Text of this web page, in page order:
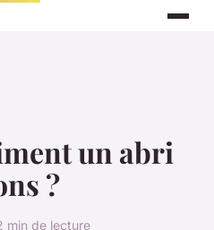
un abri
?
de lecture